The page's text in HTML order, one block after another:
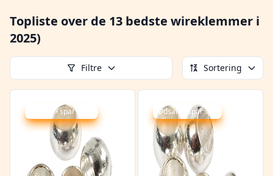
Topliste over de 13 bedste wireklemmer i
2025)
Filtre Sortering
Udsalg - spar 13 % Udsalg - spar 7 %